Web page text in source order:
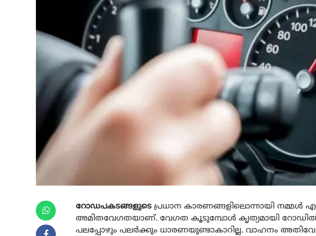
റോഡപകടങ്ങളുടെ പ്രധാന കാരണങ്ങളിലൊന്നായി നമ്മൾ
അമിതവേഗതയാണ്. വേഗത കൂടുമ്പോൾ കൃത്യമായി
പലപ്പോഴും പലർക്കും ധാരണയുണ്ടാകാറില്ല. വാഹനം